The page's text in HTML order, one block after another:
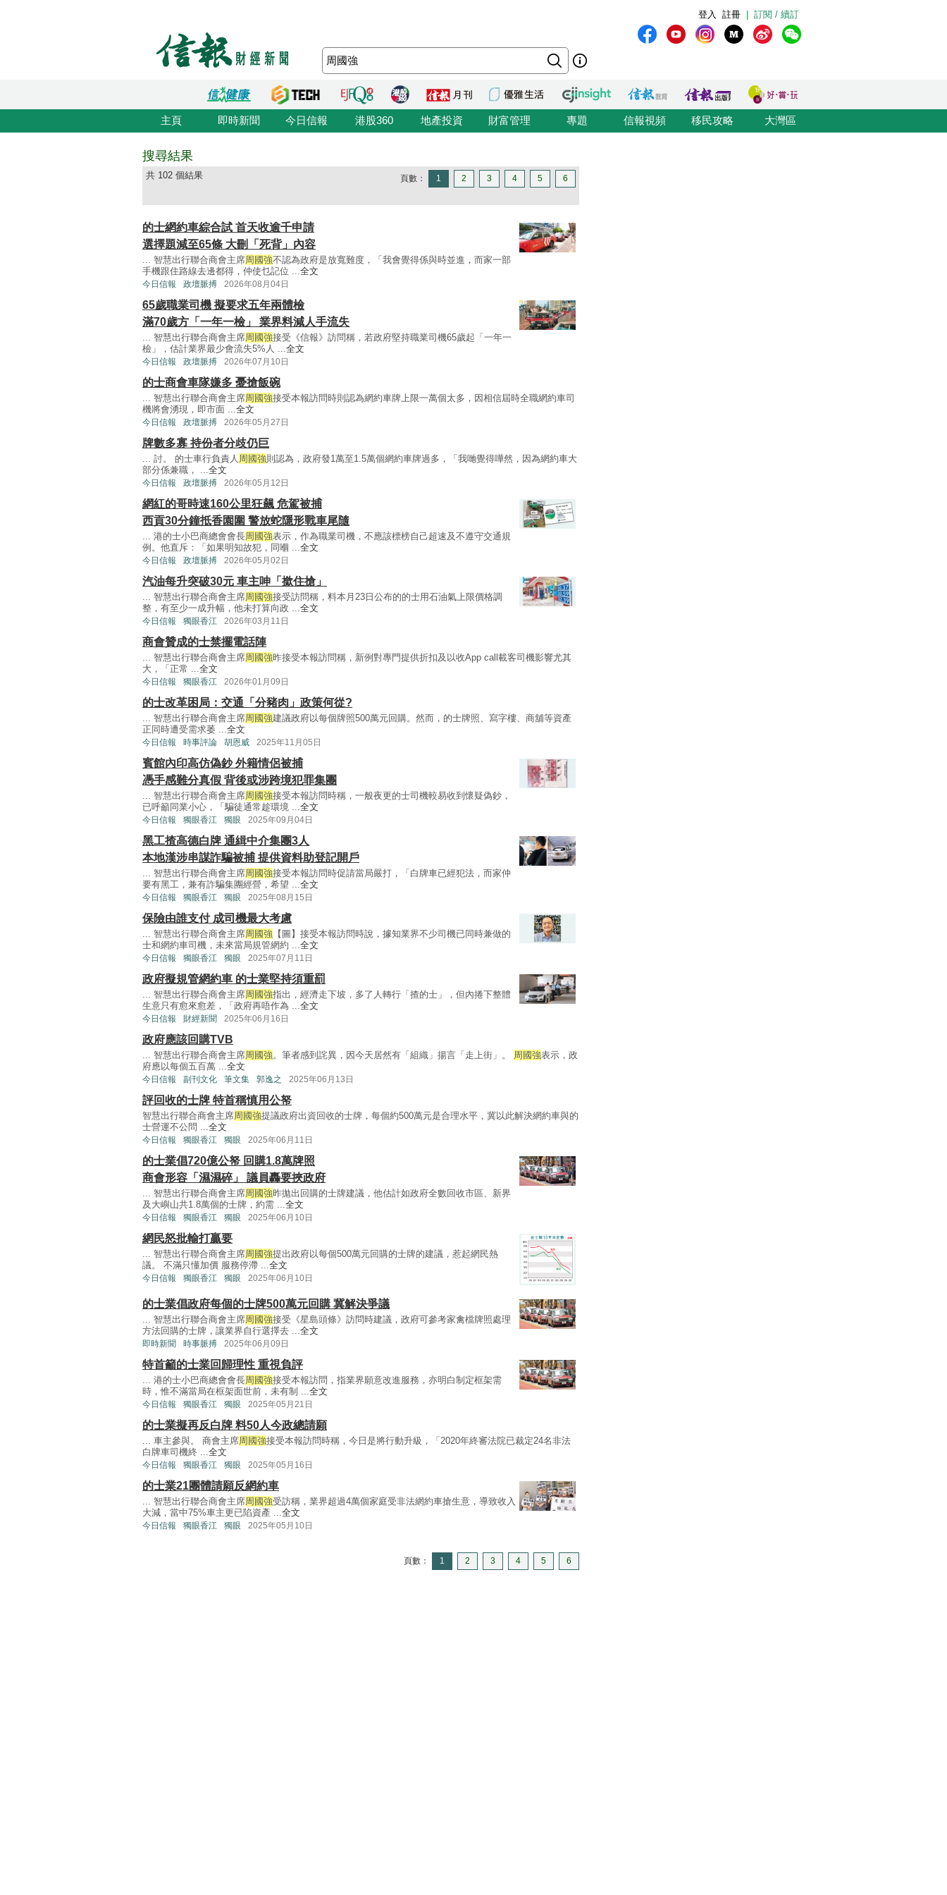
訂閱 / 續訂
註冊
登入
主頁 即時新聞 今日信報 港股360 地產投資 財富管理 專題 信報視頻 移民攻略 大灣區
搜尋結果
共 102 個結果 頁數： 1 2 3 4 5 6
的士網約車綜合試 首天收逾千申請
選擇題減至65條 大刪「死背」內容
... 智慧出行聯合商會主席周國強不認為政府是放寬難度，「我會覺得係與時並進，而家一部
手機跟住路線去邊都得，仲使乜記位 ...全文
今日信報 政壇脈搏 2026年08月04日
65歲職業司機 擬要求五年兩體檢
滿70歲方「一年一檢」 業界料減人手流失
... 智慧出行聯合商會主席周國強接受《信報》訪問稱，若政府堅持職業司機65歲起「一年一
檢」，估計業界最少會流失5%人 ...全文
今日信報 政壇脈搏 2026年07月10日
的士商會車隊嫌多 憂搶飯碗
... 智慧出行聯合商會主席周國強接受本報訪問時則認為網約車牌上限一萬個太多，因相信屆時全職網約車司
機將會湧現，即市面 ...全文
今日信報 政壇脈搏 2026年05月27日
牌數多寡 持份者分歧仍巨
... 討。 的士車行負責人 周國強則認為，政府發1萬至1.5萬個網約車牌過多，「我哋覺得嘩然，因為網約車大
部分係兼職， ...全文
今日信報 政壇脈搏 2026年05月12日
網紅的哥時速160公里狂飆 危駕被捕
西貢30分鐘抵香園圍 警放蛇隱形戰車尾隨
... 港的士小巴商總會會長周國強表示，作為職業司機，不應該標榜自己超速及不遵守交通規
例。他直斥：「如果明知故犯，同嗰 ...全文
今日信報 政壇脈搏 2026年05月02日
汽油每升突破30元 車主呻「撳住搶」
... 智慧出行聯合商會主席周國強接受訪問稱，料本月23日公布的的士用石油氣上限價格調
整，有至少一成升幅，他未打算向政 ...全文
今日信報 獨眼香江 2026年03月11日
商會贊成的士禁擺電話陣
... 智慧出行聯合商會主席周國強昨接受本報訪問稱，新例對專門提供折扣及以收App call載客司機影響尤其
大，「正常 ...全文
今日信報 獨眼香江 2026年01月09日
的士改革困局：交通「分豬肉」政策何從?
... 智慧出行聯合商會主席周國強建議政府以每個牌照500萬元回購。然而，的士牌照、寫字樓、商舖等資產
正同時遭受需求萎 ...全文
今日信報 時事評論 胡恩威 2025年11月05日
賓館內印高仿偽鈔 外籍情侶被捕
憑手感難分真假 背後或涉跨境犯罪集團
... 智慧出行聯合商會主席周國強接受本報訪問時稱，一般夜更的士司機較易收到懷疑偽鈔，
已呼籲同業小心，「騙徒通常趁環境 ...全文
今日信報 獨眼香江 獨眼 2025年09月04日
黑工揸高德白牌 通緝中介集團3人
本地漢涉串謀詐騙被捕 提供資料助登記開戶
... 智慧出行聯合商會主席周國強接受本報訪問時促請當局嚴打，「白牌車已經犯法，而家仲
要有黑工，兼有詐騙集團經營，希望 ...全文
今日信報 獨眼香江 獨眼 2025年08月15日
保險由誰支付 成司機最大考慮
... 智慧出行聯合商會主席周國強 【圖】接受本報訪問時說，據知業界不少司機已同時兼做的
士和網約車司機，未來當局規管網約 ...全文
今日信報 獨眼香江 獨眼 2025年07月11日
政府擬規管網約車 的士業堅持須重罰
... 智慧出行聯合商會主席周國強指出，經濟走下坡，多了人轉行「揸的士」，但內捲下整體
生意只有愈來愈差，「政府再唔作為 ...全文
今日信報 財經新聞 2025年06月16日
政府應該回購TVB
... 智慧出行聯合商會主席周國強。筆者感到詫異，因今天居然有「組織」揚言「走上街」。 周國強表示，政
府應以每個五百萬 ...全文
今日信報 副刊文化 筆文集 郭逸之 2025年06月13日
評回收的士牌 特首稱慎用公帑
智慧出行聯合商會主席周國強提議政府出資回收的士牌，每個約500萬元是合理水平，冀以此解決網約車與的
士營運不公問 ...全文
今日信報 獨眼香江 獨眼 2025年06月11日
的士業倡720億公帑 回購1.8萬牌照
商會形容「濕濕碎」 議員轟要挾政府
... 智慧出行聯合商會主席周國強昨拋出回購的士牌建議，他估計如政府全數回收市區、新界
及大嶼山共1.8萬個的士牌，約需 ...全文
今日信報 獨眼香江 獨眼 2025年06月10日
網民怒批輸打贏要
... 智慧出行聯合商會主席周國強提出政府以每個500萬元回購的士牌的建議，惹起網民熱
議。 不滿只懂加價 服務停滯 ...全文
今日信報 獨眼香江 獨眼 2025年06月10日
的士業倡政府每個的士牌500萬元回購 冀解決爭議
... 智慧出行聯合商會主席周國強接受《星島頭條》訪問時建議，政府可參考家禽檔牌照處理
方法回購的士牌，讓業界自行選擇去 ...全文
即時新聞 時事脈搏 2025年06月09日
特首籲的士業回歸理性 重視負評
... 港的士小巴商總會會長周國強接受本報訪問，指業界願意改進服務，亦明白制定框架需
時，惟不滿當局在框架面世前，未有制 ...全文
今日信報 獨眼香江 獨眼 2025年05月21日
的士業擬再反白牌 料50人今政總請願
... 車主參與。 商會主席周國強接受本報訪問時稱，今日是將行動升級，「2020年終審法院已裁定24名非法
白牌車司機終 ...全文
今日信報 獨眼香江 獨眼 2025年05月16日
的士業21團體請願反網約車
... 智慧出行聯合商會主席周國強受訪稱，業界超過4萬個家庭受非法網約車搶生意，導致收入
大減，當中75%車主更已陷資產 ...全文
今日信報 獨眼香江 獨眼 2025年05月10日
頁數： 1 2 3 4 5 6